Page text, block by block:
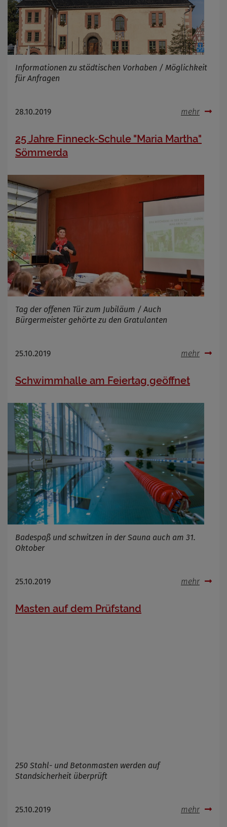
Informationen zu städtischen Vorhaben / Möglichkeit
für Anfragen
28.10.2019 mehr
25 Jahre Finneck-Schule "Maria Martha"
Sömmerda
Tag der offenen Tür zum Jubiläum / Auch
Bürgermeister gehörte zu den Gratulanten
25.10.2019 mehr
Schwimmhalle am Feiertag geöffnet
Badespaß und schwitzen in der Sauna auch am 31.
Oktober
25.10.2019 mehr
Masten auf dem Prüfstand
250 Stahl- und Betonmasten werden auf
Standsicherheit überprüft
25.10.2019 mehr